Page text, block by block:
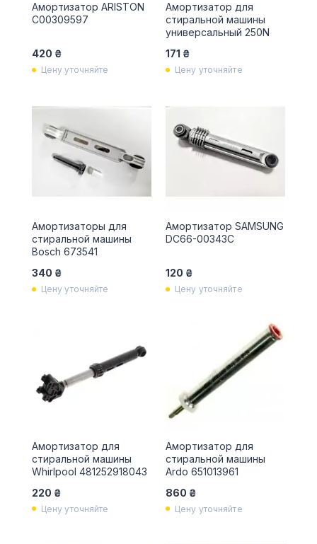
Амортизатор ARISTON
C00309597
420 ₴
Цену уточняйте
Амортизатор для
стиральной машины
универсальный 250N
171 ₴
Цену уточняйте
Амортизаторы для
стиральной машины
Bosch 673541
340 ₴
Цену уточняйте
Амортизатор SAMSUNG
DC66-00343C
120 ₴
Цену уточняйте
Амортизатор для
стиральной машины
Whirlpool 481252918043
220 ₴
Цену уточняйте
Амортизатор для
стиральной машины
Ardo 651013961
860 ₴
Цену уточняйте